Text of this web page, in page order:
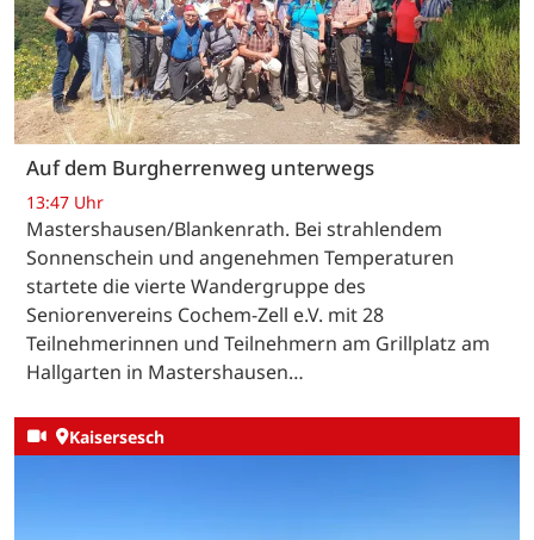
Auf dem Burgherrenweg unterwegs
13:47 Uhr
Mastershausen/Blankenrath. Bei strahlendem
Sonnenschein und angenehmen Temperaturen
startete die vierte Wandergruppe des
Seniorenvereins Cochem-Zell e.V. mit 28
Teilnehmerinnen und Teilnehmern am Grillplatz am
Hallgarten in Mastershausen…
Kaisersesch